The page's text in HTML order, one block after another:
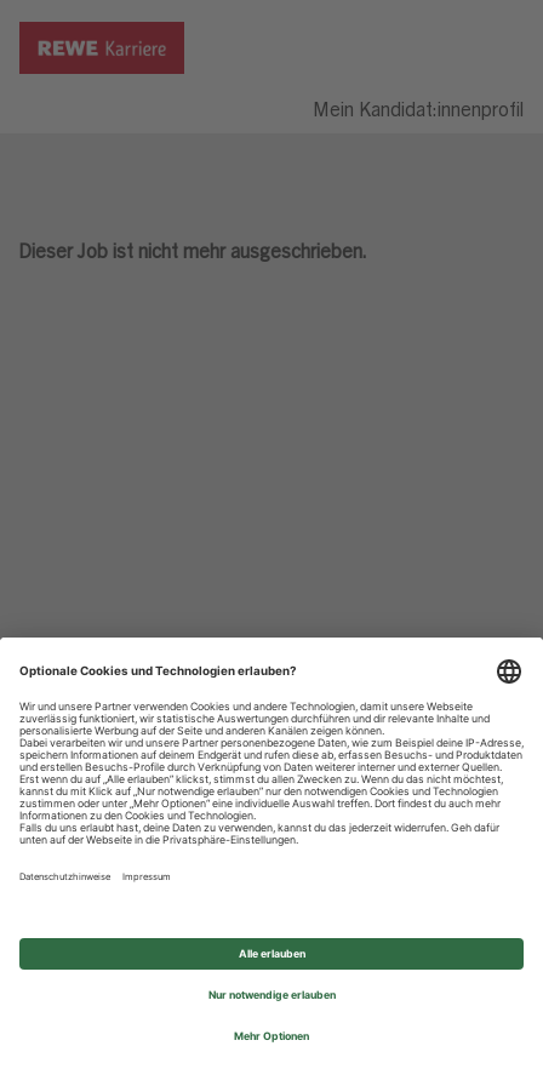
Mein Kandidat:innenprofil
Dieser Job ist nicht mehr ausgeschrieben.
Datenschutzhinweise
Impressum
Privatsphäre-Einstellungen
© 2026 REWE Group - All rights reserved